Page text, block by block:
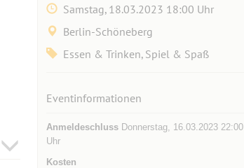
Samstag, 18.03.2023 18:00 Uhr
Berlin-Schöneberg
Essen & Trinken, Spiel & Spaß
Eventinformationen
AnmeldeschlussDonnerstag, 16.03.2023 22:00
Uhr
Kosten